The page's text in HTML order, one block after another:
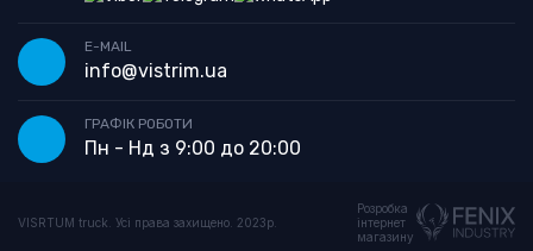
E-MAIL
info@vistrim.ua
ГРАФІК РОБОТИ
Пн - Нд з 9:00 до 20:00
VISRTUM truck. Усі права захищено. 2023р.
Розробка
інтернет
магазину